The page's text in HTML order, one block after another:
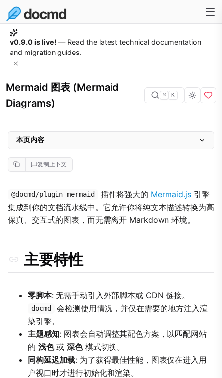
v0.9.0 is live! — Read the latest technical documentation
and migration guides.
Mermaid 图表 (Mermaid
Diagrams)
⌘ K
复制上下文
@docmd/plugin-mermaid 插件将强大的 Mermaid.js 引擎
集成到你的文档流水线中。它允许你将纯文本描述转换为高
保真、交互式的图表，而无需离开 Markdown 环境。
主要特性
零脚本: 无需手动引入外部脚本或 CDN 链接。
docmd
会检测使用情况，并仅在需要的地方注入渲
染引擎。
主题感知: 图表会自动调整其配色方案，以匹配网站
的 浅色或 深色模式切换。
同构延迟加载: 为了获得最佳性能，图表仅在进入用
户视口时才进行初始化和渲染。
本页内容
主要特性
配置
实现展示
1. 序列图 (Sequence Diagrams)
2. 分析图表
4. 架构与图标
技术实现